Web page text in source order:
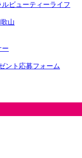
ビューティーライフ
山
ー
ント応募フォーム